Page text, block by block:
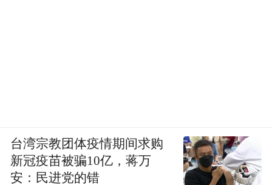
台湾宗教团体疫情期间求购
新冠疫苗被骗10亿，蒋万
安：民进党的错